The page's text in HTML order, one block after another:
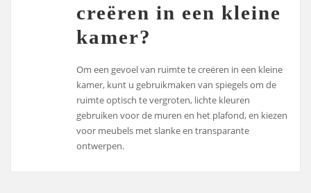
creëren in een kleine
kamer?
Om een gevoel van ruimte te creëren in een kleine
kamer, kunt u gebruikmaken van spiegels om de
ruimte optisch te vergroten, lichte kleuren
gebruiken voor de muren en het plafond, en kiezen
voor meubels met slanke en transparante
ontwerpen.